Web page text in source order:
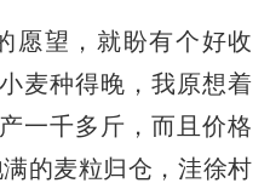
望，就盼有个好收
麦种得晚，我原想着
一千多斤，而且价格
的麦粒归仓，洼徐村